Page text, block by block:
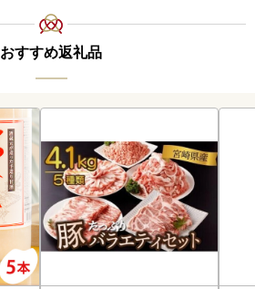
おすすめ返礼品